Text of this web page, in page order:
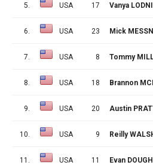
5. USA 17 Vanya
6. USA 23 Mick
7. USA 8 Tommy
8. USA 18 Brannon
9. USA 20 Austin
10. USA 9 Reilly
11. USA 11 Evan